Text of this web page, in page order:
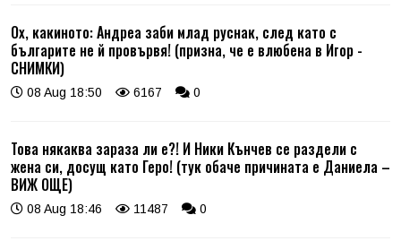
Ох, какиното: Андреа заби млад руснак, след като с
българите не й провървя! (призна, че е влюбена в Игор -
СНИМКИ)
08 Aug 18:50 6167 0
Това някаква зараза ли е?! И Ники Кънчев се раздели с
жена си, досущ като Геро! (тук обаче причината е Даниела –
ВИЖ ОЩЕ)
08 Aug 18:46 11487 0